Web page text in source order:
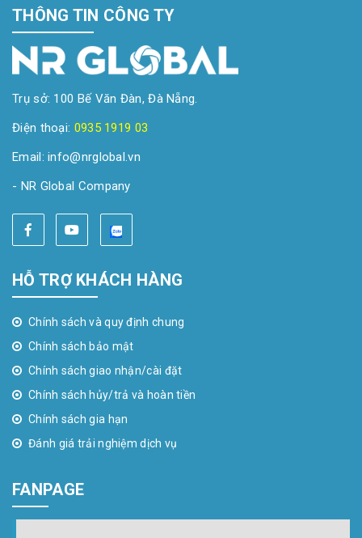
THÔNG TIN CÔNG TY
Trụ sở: 100 Bế Văn Đàn, Đà Nẵng.
Điện thoại: 0935 1919 03
Email: info@nrglobal.vn
- NR Global Company
HỖ TRỢ KHÁCH HÀNG
Chính sách và quy định chung
Chính sách bảo mật
Chính sách giao nhận/cài đặt
Chính sách hủy/trả và hoàn tiền
Chính sách gia hạn
Đánh giá trải nghiệm dịch vụ
FANPAGE